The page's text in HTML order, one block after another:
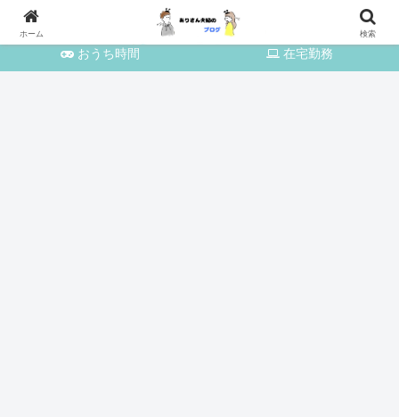
おうち時間 在宅勤務
ホーム 検索